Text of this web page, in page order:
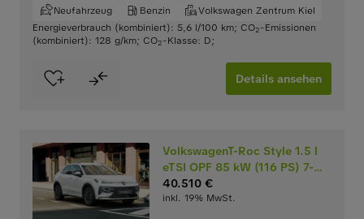
Neufahrzeug
Benzin
Volkswagen Zentrum Kiel
Energieverbrauch (kombiniert): 5,6 l/100 km; CO2-Emissionen
(kombiniert): 128 g/km; CO2-Klasse: D;
Details ansehen
VolkswagenT-Roc Style 1.5 l
eTSI OPF 85 kW (116 PS) 7-
Gang-
Doppelkupplungsgetriebe
40.510 €
inkl. 19% MwSt.